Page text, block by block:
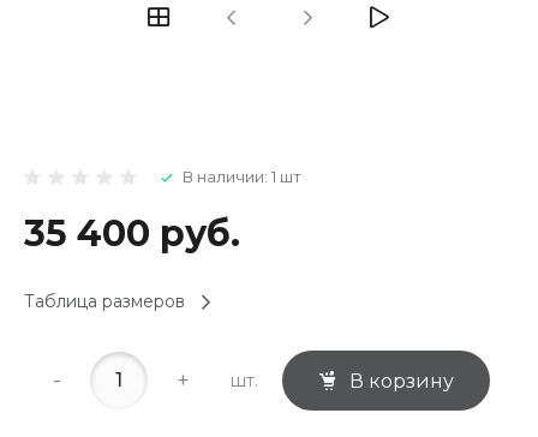
В наличии: 1 шт
35 400 руб.
Таблица размеров
- + шт. В корзину